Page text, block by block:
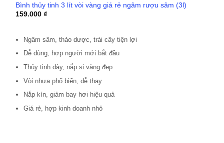
Bình thủy tinh 3 lít vòi vàng giá rẻ ngâm rượu sâm (3l)
159.000₫
Ngâm sâm, thảo dược, trái cây tiện lợi
Dễ dùng, hợp người mới bắt đầu
Thủy tinh dày, nắp si vàng đẹp
Vòi nhựa phổ biến, dễ thay
Nắp kín, giảm bay hơi hiệu quả
Giá rẻ, hợp kinh doanh nhỏ